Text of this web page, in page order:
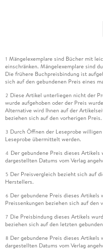
1 Mängelexemplare sind Bücher mit
einschränken. Mängelexemplare sind
Die frühere Buchpreisbindung ist
sich auf den gebundenen Preis eines
2 Diese Artikel unterliegen nicht der
wurde aufgehoben oder der Preis
Alternative wird Ihnen auf der
beziehen sich auf den vorherigen Preis.
3 Durch Öffnen der Leseprobe
Leseprobe übermittelt werden.
4 Der gebundene Preis dieses
dargestellten Datums vom Verlag
5 Der Preisvergleich bezieht sich auf
Herstellers.
6 Der gebundene Preis dieses Artikels
Preissenkungen beziehen sich auf den
7 Die Preisbindung dieses Artikels
beziehen sich auf den letzten
8 Der gebundene Preis dieses
dargestellten Datums vom Verlag